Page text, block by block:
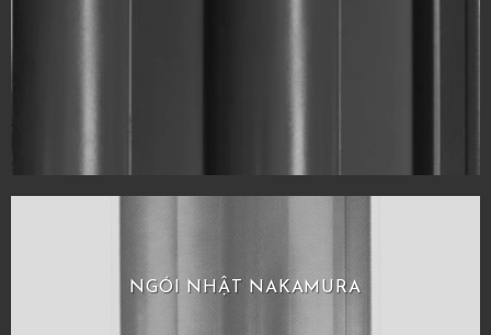
NGÓI NHẬT NAKAMURA